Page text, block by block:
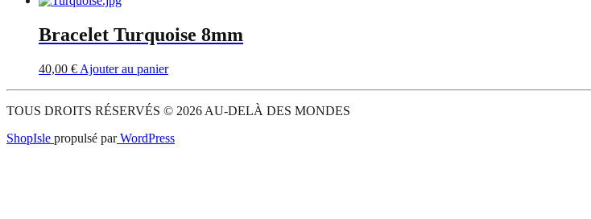
Bracelet Turquoise 8mm
40,00 € Ajouter au panier
TOUS DROITS RÉSERVÉS © 2026 AU-DELÀ DES MONDES
ShopIsle propulsé parWordPress